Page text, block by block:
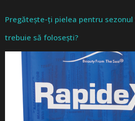
Pregătește-ți pielea pentru sezonul
trebuie să folosești?